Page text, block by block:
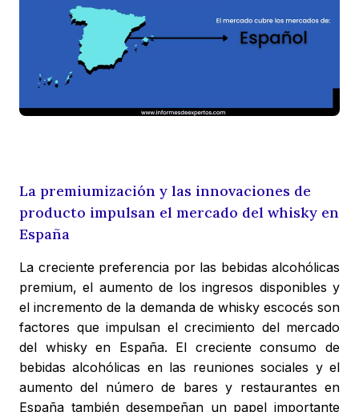
La premiumización y las innovaciones de
producto impulsan el mercado del whisky en
España
La creciente preferencia por las bebidas alcohólicas
premium, el aumento de los ingresos disponibles y
el incremento de la demanda de whisky escocés son
factores que impulsan el crecimiento del mercado
del whisky en España. El creciente consumo de
bebidas alcohólicas en las reuniones sociales y el
aumento del número de bares y restaurantes en
España también desempeñan un papel importante